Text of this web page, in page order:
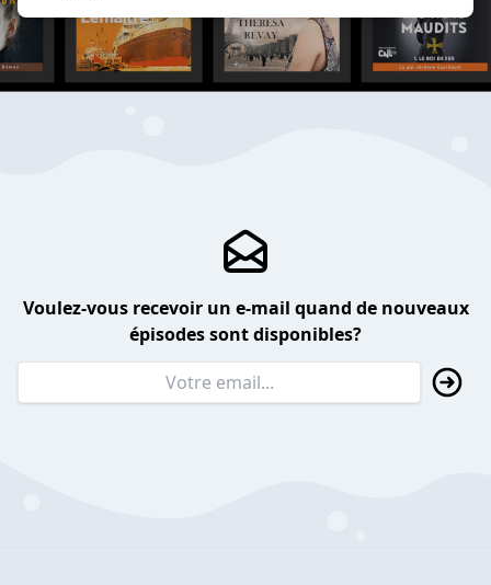
Voulez-vous recevoir un e-mail quand de nouveaux
épisodes sont disponibles?